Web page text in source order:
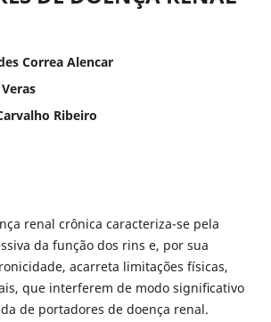
Correa Alencar
Ribeiro
renal crônica caracteriza-se pela
da função dos rins e, por sua
acarreta limitações físicas,
que interferem de modo signiﬁcativo
de portadores de doença renal.